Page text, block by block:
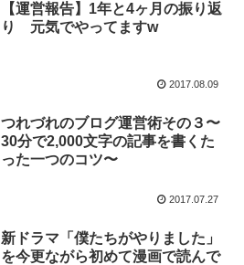
【運営報告】1年と4ヶ月の振り返
り 元気でやってますw
2017.08.09
つれづれのブログ運営術その３〜
30分で2,000文字の記事を書くた
った一つのコツ〜
2017.07.27
新ドラマ「僕たちがやりました」
を今更ながら初めて漫画で読んで